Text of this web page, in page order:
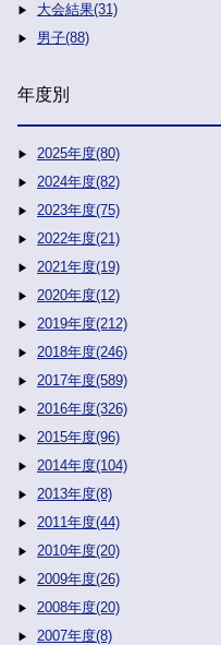
大会結果(31)
男子(88)
年度別
2025年度(80)
2024年度(82)
2023年度(75)
2022年度(21)
2021年度(19)
2020年度(12)
2019年度(212)
2018年度(246)
2017年度(589)
2016年度(326)
2015年度(96)
2014年度(104)
2013年度(8)
2011年度(44)
2010年度(20)
2009年度(26)
2008年度(20)
2007年度(8)